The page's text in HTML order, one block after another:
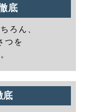
底
ろん、
つを
底